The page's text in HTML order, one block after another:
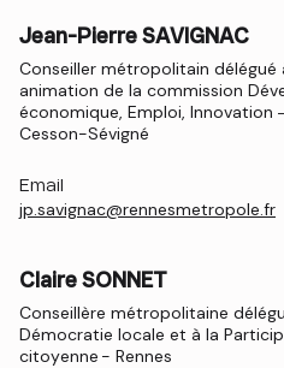
Jean-Pierre SAVIGNAC
Conseiller métropolitain délégué
animation de la commission
économique, Emploi, Innovation
Cesson-Sévigné
Email
jp.savignac@rennesmetropole.fr
Claire SONNET
Conseillère métropolitaine
Démocratie locale et à la
citoyenne - Rennes